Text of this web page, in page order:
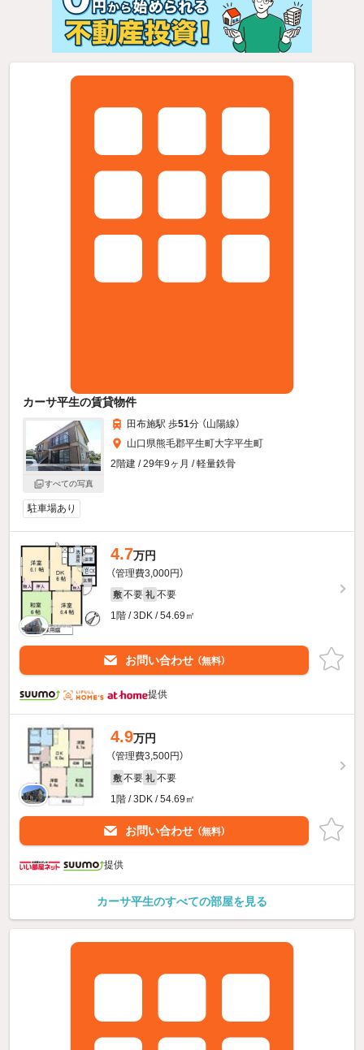
カーサ平生の賃貸物件
すべての写真
田布施駅 歩51分 （山陽線）
山口県熊毛郡平生町大字平生町
2階建 / 29年9ヶ月 / 軽量鉄骨
駐車場あり
4.7万円
（管理費3,000円）
敷 不要 礼 不要
1階 / 3DK / 54.69㎡
お問い合わせ （無料）
提供
4.9万円
（管理費3,500円）
敷 不要 礼 不要
1階 / 3DK / 54.69㎡
お問い合わせ （無料）
提供
カーサ平生のすべての部屋を見る